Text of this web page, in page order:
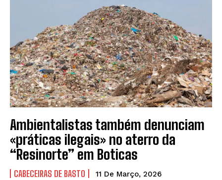
Ambientalistas também denunciam
«práticas ilegais» no aterro da
“Resinorte” em Boticas
CABECEIRAS DE BASTO 11 De Março, 2026